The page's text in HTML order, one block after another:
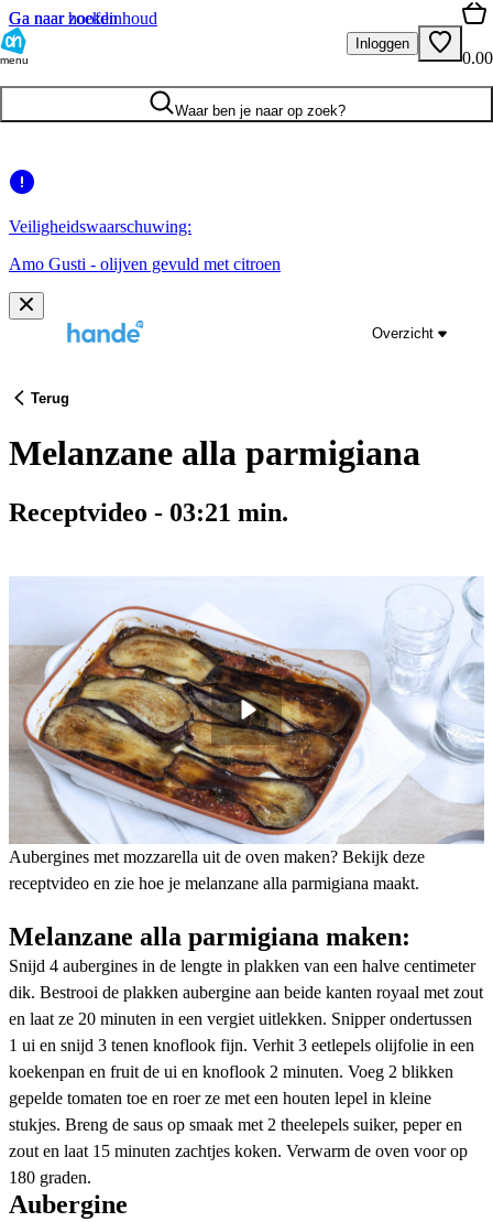
Ga naar hoofdinhoud
Ga naar zoeken
menu
Inloggen
0.00
Waar ben je naar op zoek?
Veiligheidswaarschuwing:
Amo Gusti - olijven gevuld met citroen
Overzicht
Terug
Melanzane alla parmigiana
Receptvideo - 03:21 min.
Aubergines met mozzarella uit de oven maken? Bekijk deze
receptvideo en zie hoe je melanzane alla parmigiana maakt.
Melanzane alla parmigiana maken:
Snijd 4 aubergines in de lengte in plakken van een halve centimeter
dik. Bestrooi de plakken aubergine aan beide kanten royaal met zout
en laat ze 20 minuten in een vergiet uitlekken. Snipper ondertussen
1 ui en snijd 3 tenen knoflook fijn. Verhit 3 eetlepels olijfolie in een
koekenpan en fruit de ui en knoflook 2 minuten. Voeg 2 blikken
gepelde tomaten toe en roer ze met een houten lepel in kleine
stukjes. Breng de saus op smaak met 2 theelepels suiker, peper en
zout en laat 15 minuten zachtjes koken. Verwarm de oven voor op
180 graden.
Aubergine